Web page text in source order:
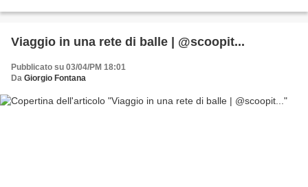
Viaggio in una rete di balle | @scoopit...
Pubblicato su 03/04/PM 18:01
Da Giorgio Fontana